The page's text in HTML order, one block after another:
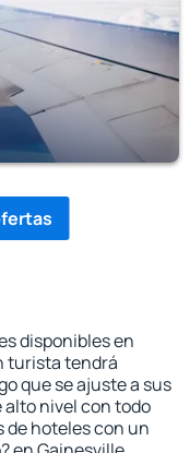
disponibles en
turista tendrá
que se ajuste a sus
alto nivel con todo
de hoteles con un